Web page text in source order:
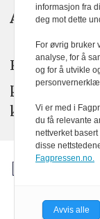
KOM24
plakatens
kan du lese
informasjon fra
deg mot dette
For øvrig bruker
analyse, for å
og for å utvikle
Vi er med i
du få relevante
nettverket
disse
Fagpressen.no.
Avvis alle